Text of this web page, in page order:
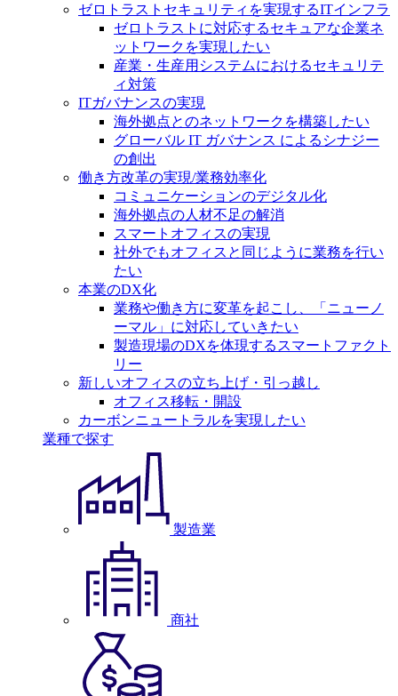
ゼロトラストセキュリティを実現するITインフラ
ゼロトラストに対応するセキュアな企業ネ
ットワークを実現したい
産業・生産用システムにおけるセキュリテ
ィ対策
ITガバナンスの実現
海外拠点とのネットワークを構築したい
グローバル IT ガバナンス によるシナジー
の創出
働き方改革の実現/業務効率化
コミュニケーションのデジタル化
海外拠点の人材不足の解消
スマートオフィスの実現
社外でもオフィスと同じように業務を行い
たい
本業のDX化
業務や働き方に変革を起こし、「ニューノ
ーマル」に対応していきたい
製造現場のDXを体現するスマートファクト
リー
新しいオフィスの立ち上げ・引っ越し
オフィス移転・開設
カーボンニュートラルを実現したい
業種で探す
製造業
商社